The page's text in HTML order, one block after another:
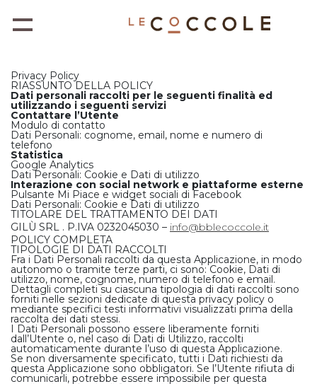
SPA E MASSAGGIO DI COPPIA
Il B&B
Pacchetti
INFORMAZIONI
GALLERY
Privacy Policy
RIASSUNTO DELLA POLICY
Dati personali raccolti per le seguenti finalità ed
utilizzando i seguenti servizi
Contattare l’Utente
Modulo di contatto
Dati Personali: cognome, email, nome e numero di
telefono
Statistica
Google Analytics
Dati Personali: Cookie e Dati di utilizzo
Interazione con social network e piattaforme esterne
Pulsante Mi Piace e widget sociali di Facebook
Dati Personali: Cookie e Dati di utilizzo
TITOLARE DEL TRATTAMENTO DEI DATI
GILÙ SRL . P.IVA 0232045030 – info@bblecoccole.it
POLICY COMPLETA
TIPOLOGIE DI DATI RACCOLTI
Fra i Dati Personali raccolti da questa Applicazione, in modo
autonomo o tramite terze parti, ci sono: Cookie, Dati di
utilizzo, nome, cognome, numero di telefono e email.
Dettagli completi su ciascuna tipologia di dati raccolti sono
forniti nelle sezioni dedicate di questa privacy policy o
mediante specifici testi informativi visualizzati prima della
raccolta dei dati stessi.
I Dati Personali possono essere liberamente forniti
dall’Utente o, nel caso di Dati di Utilizzo, raccolti
automaticamente durante l’uso di questa Applicazione.
Se non diversamente specificato, tutti i Dati richiesti da
questa Applicazione sono obbligatori. Se l’Utente rifiuta di
comunicarli, potrebbe essere impossibile per questa